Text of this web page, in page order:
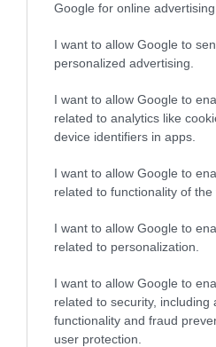
Google for online
I want to allow Google to
personalized advertising.
I want to allow Google to
related to analytics like
device identifiers in apps.
I want to allow Google to
related to functionality of the
I want to allow Google to
related to personalization.
I want to allow Google to
related to security, including
functionality and fraud
user protection.